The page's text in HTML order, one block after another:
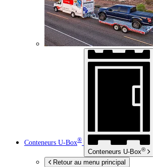
Conteneurs U-Box®
Conteneurs U-Box®
Retour au menu principal